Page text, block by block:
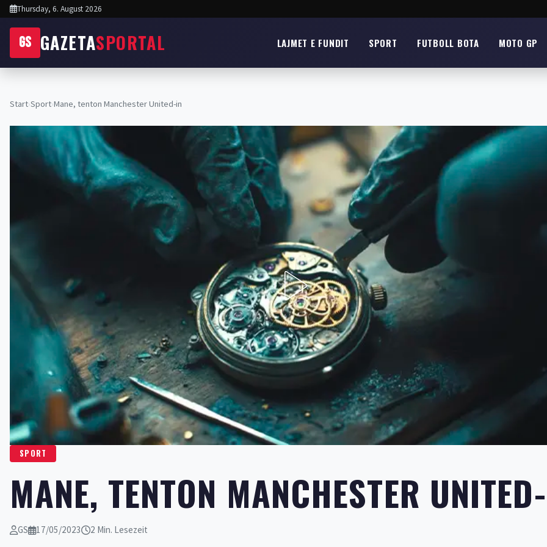
Thursday, 6. August 2026
GS GAZETASPORTAL LAJMET E FUNDIT SPORT FUTBOLL BOTA MOTO GP
Start›Sport›Mane, tenton Manchester United-in
SPORT
MANE, TENTON MANCHESTER
GS 17/05/2023 2 Min. Lesezeit